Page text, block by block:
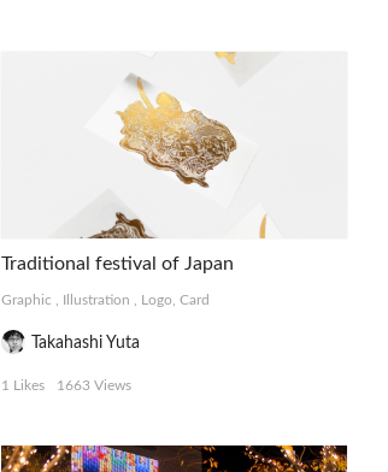
Traditional festival of Japan
Graphic Illustration Logo, Card
Takahashi Yuta
1 Likes 1663 Views